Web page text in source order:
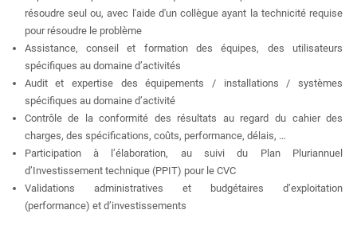
résoudre seul ou, avec l'aide d'un collègue ayant la technicité requise
pour résoudre le problème
Assistance, conseil et formation des équipes, des utilisateurs
spécifiques au domaine d’activités
Audit et expertise des équipements / installations / systèmes
spécifiques au domaine d’activité
Contrôle de la conformité des résultats au regard du cahier des
charges, des spécifications, coûts, performance, délais, …
Participation à l’élaboration, au suivi du Plan Pluriannuel
d’Investissement technique (PPIT) pour le CVC
Validations administratives et budgétaires d’exploitation
(performance) et d’investissements